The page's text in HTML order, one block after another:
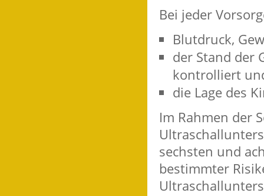
Bei jeder
Blutdruck,
der Stand der
kontrolliert
die Lage des
Im Rahmen der
sechsten und
bestimmter